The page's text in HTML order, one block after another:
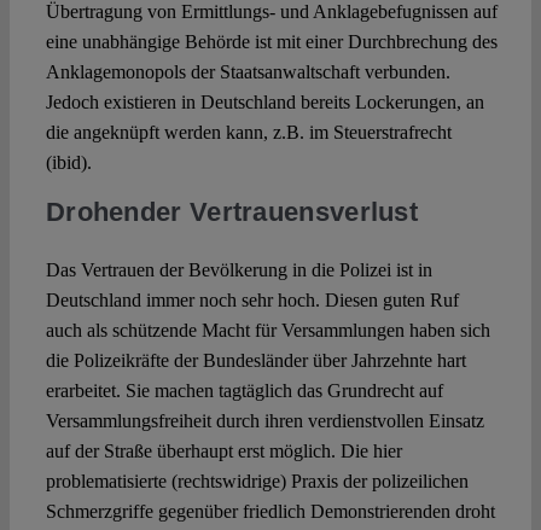
Übertragung von Ermittlungs- und Anklagebefugnissen auf
eine unabhängige Behörde ist mit einer Durchbrechung des
Anklagemonopols der Staatsanwaltschaft verbunden.
Jedoch existieren in Deutschland bereits Lockerungen, an
die angeknüpft werden kann, z.B. im Steuerstrafrecht
(ibid).
Drohender Vertrauensverlust
Das Vertrauen der Bevölkerung in die Polizei ist in
Deutschland immer noch sehr hoch. Diesen guten Ruf
auch als schützende Macht für Versammlungen haben sich
die Polizeikräfte der Bundesländer über Jahrzehnte hart
erarbeitet. Sie machen tagtäglich das Grundrecht auf
Versammlungsfreiheit durch ihren verdienstvollen Einsatz
auf der Straße überhaupt erst möglich. Die hier
problematisierte (rechtswidrige) Praxis der polizeilichen
Schmerzgriffe gegenüber friedlich Demonstrierenden droht